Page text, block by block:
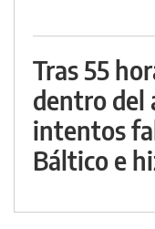
Tras 55
dentro del
intentos
Báltico e